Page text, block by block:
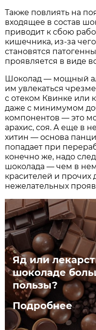
Также повлиять на
входящее в состав
приводит к сбою
кишечника, из-за
становятся
проявляется в виде
Шоколад — мощный
им увлекаться
с отеком Квинке или
даже с минимумом
компонентов — это
арахис, соя. А еще в
хитин — основа
попадает при
конечно же, надо
шоколада — чем в
красителей и прочих
нежелательных
Яд или
шоколаде
пользы?
Подробнее